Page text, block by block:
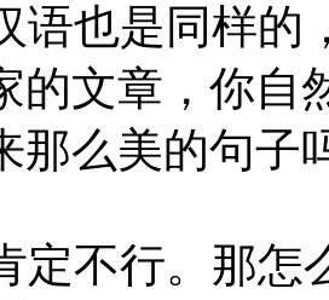
也是同样的
的文章，你自
那么美的句子
不行。那怎